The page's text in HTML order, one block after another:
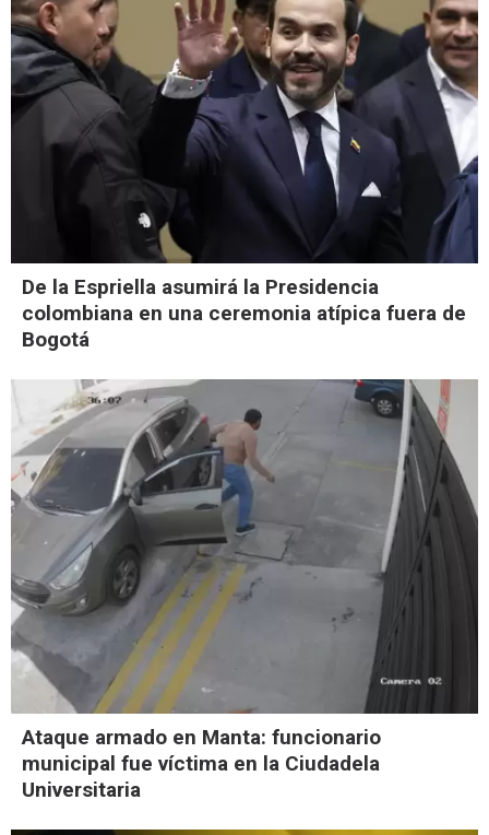
De la Espriella asumirá la Presidencia
colombiana en una ceremonia atípica fuera de
Bogotá
Ataque armado en Manta: funcionario
municipal fue víctima en la Ciudadela
Universitaria